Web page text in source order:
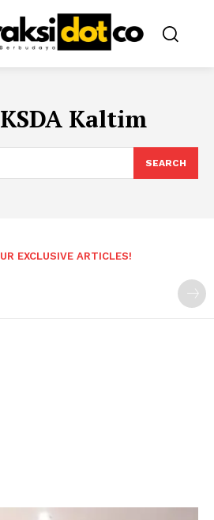
Kaltim
SEARCH
EXCLUSIVE ARTICLES!